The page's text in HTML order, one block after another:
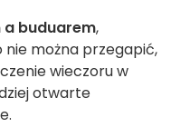
a buduarem,
można przegapić,
wieczoru w
otwarte